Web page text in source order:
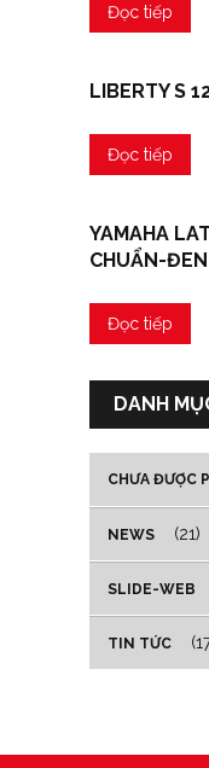
Đọc tiếp
LIBERTY S
Đọc tiếp
YAMAHA
CHUẨN-
Đọc tiếp
DANH
CHƯA ĐƯỢC
NEWS (21)
SLIDE-WEB
TIN TỨC